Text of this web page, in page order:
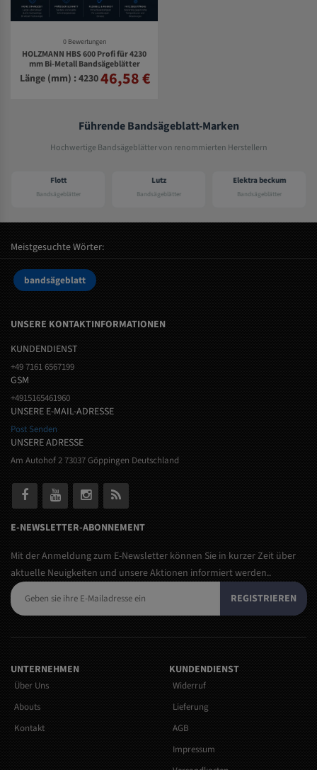
0 Bewertungen
HOLZMANN HBS 600 Profi für 4230
mm Bi-Metall Bandsägeblätter
Länge (mm) : 423046,58 €
Führende Bandsägeblatt-Marken
Hochwertige Bandsägeblätter von renommierten Herstellern
Flott
Bandsägeblätter
Lutz
Bandsägeblätter
Elektra beckum
Bandsägeblätter
Meistgesuchte Wörter:
bandsägeblatt
UNSERE KONTAKTINFORMATIONEN
KUNDENDIENST
+49 7161 6567199
GSM
+4915165461960
UNSERE E-MAIL-ADRESSE
Post Senden
UNSERE ADRESSE
Am Autohof 2 73037 Göppingen Deutschland
E-NEWSLETTER-ABONNEMENT
Mit der Anmeldung zum E-Newsletter können Sie in kurzer Zeit über
aktuelle Neuigkeiten und unsere Aktionen informiert werden..
REGISTRIEREN
UNTERNEHMEN
Über Uns
Abouts
Kontakt
KUNDENDIENST
Widerruf
Lieferung
AGB
Impressum